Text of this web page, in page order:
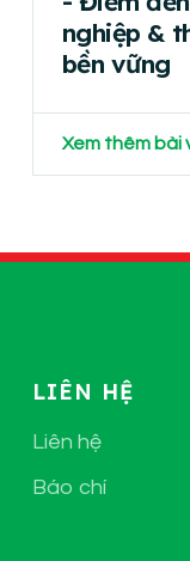
nghiệp &
bền vững
Xem thêm bài
LIÊN HỆ
Liên hệ
Báo chí